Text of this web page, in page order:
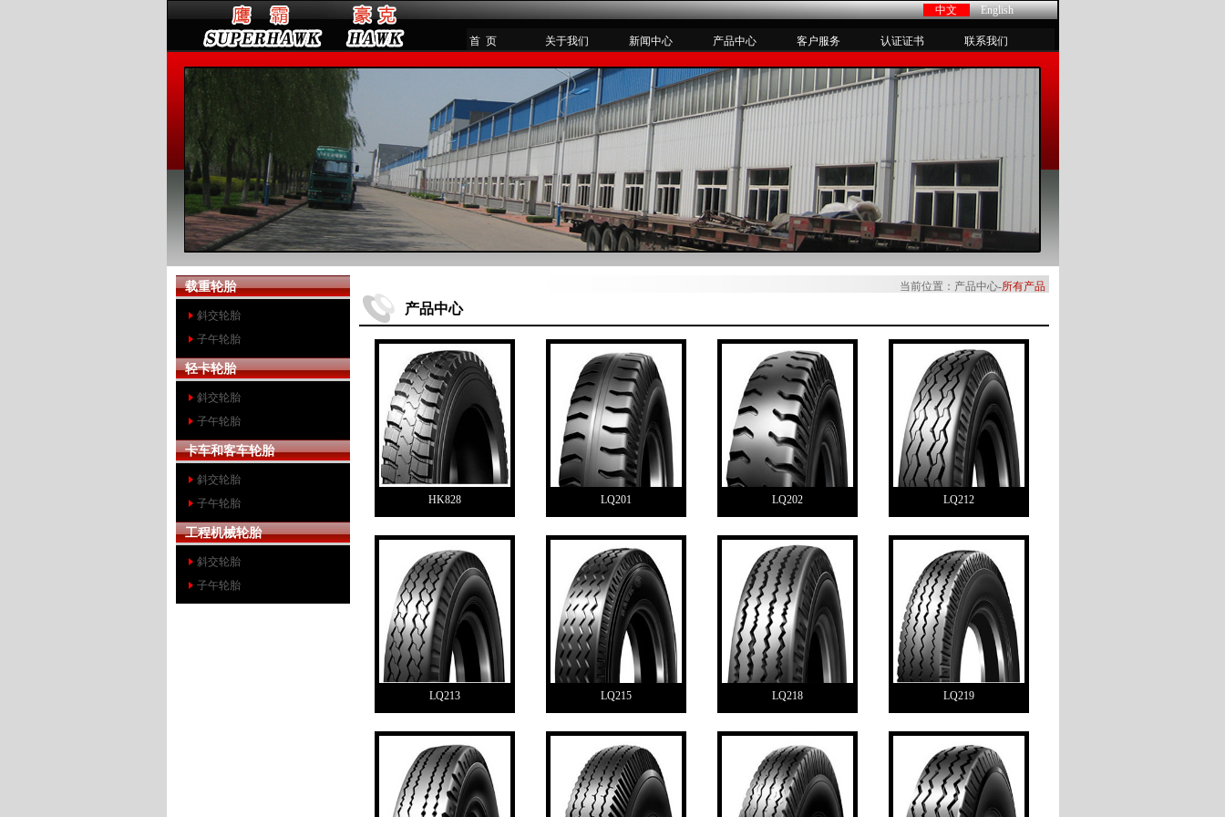
中文 English
首 页 关于我们 新闻中心 产品中心 客户服务 认证证书 联系我们
载重轮胎
斜交轮胎
子午轮胎
轻卡轮胎
斜交轮胎
子午轮胎
卡车和客车轮胎
斜交轮胎
子午轮胎
工程机械轮胎
斜交轮胎
子午轮胎
当前位置：产品中心-所有产品
产品中心
HK828 LQ201 LQ202 LQ212
LQ213 LQ215 LQ218 LQ219